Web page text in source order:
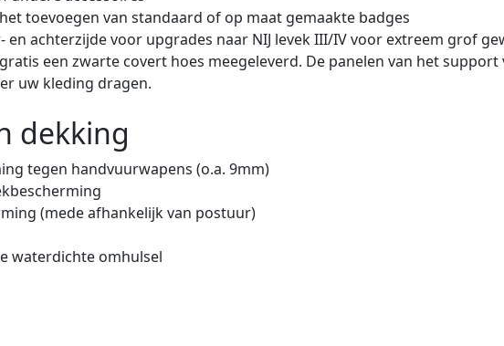
toevoegen van standaard of op maat gemaakte badges
en achterzijde voor upgrades naar NIJ levek III/IV voor extreem grof
een zwarte covert hoes meegeleverd. De panelen van het
uw kleding dragen.
dekking
tegen handvuurwapens (o.a. 9mm)
(mede afhankelijk van postuur)
waterdichte omhulsel